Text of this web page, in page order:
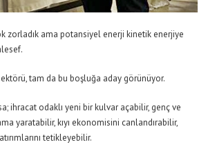
zorladık ama potansiyel enerji kinetik enerjiye
tam da bu boşluğa aday görünüyor.
ihracat odaklı yeni bir kulvar açabilir, genç ve
yaratabilir, kıyı ekonomisini canlandırabilir,
tetikleyebilir.